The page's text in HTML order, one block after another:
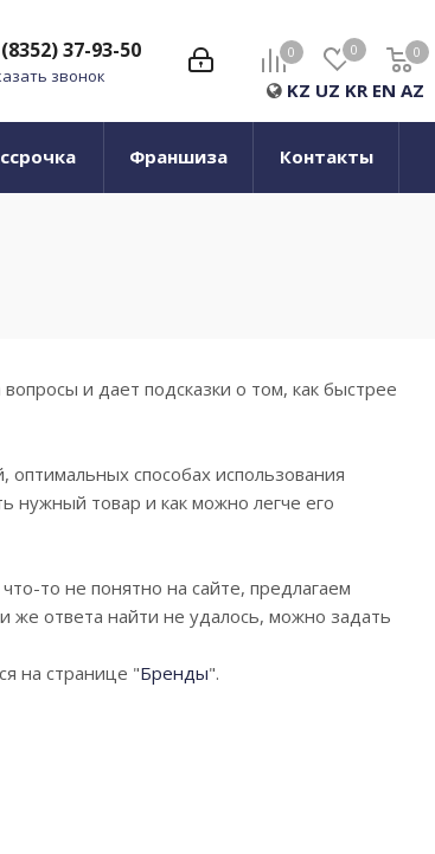
0 0 0
0
KZ UZ KR EN AZ
37-93-50
звонок
Франшиза Контакты
и дает подсказки о том, как быстрее
способах использования
нужный товар и как можно легче его
то не понятно на сайте, предлагаем
же ответа найти не удалось, можно задать
на странице "Бренды".